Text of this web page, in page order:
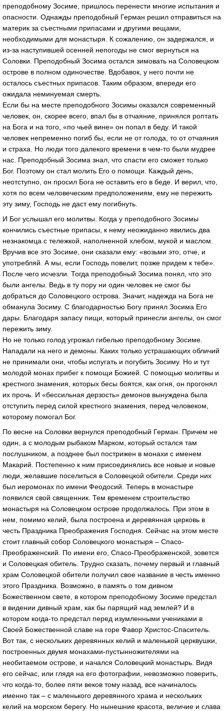
преподобному Зосиме, пришлось перенести многие испытания и
опасности. Однажды преподобный Герман решил отправиться на
материк за съестными припасами и другими вещами,
необходимыми для монастыря. К сожалению, он задержался, и
из-за наступившей осенней непогоды не смог вернуться на
Соловки. Преподобный Зосима остался зимовать на Соловецком
острове в полном одиночестве. Вдобавок, у него почти не
осталось съестных припасов. Таким образом, впереди его
ожидала неминуемая смерть.
Если бы на месте преподобного Зосимы оказался современный
человек, он, скорее всего, впал бы в отчаяние, принялся роптать
на Бога и на того, «по чьей вине» он попал в беду. И такой
человек непременно погиб бы, если не от голода, то от отчаяния
и страха. Но люди того далекого времени в чем-то были мудрее
нас. Преподобный Зосима знал, что спасти его сможет только
Бог. Поэтому он стал молить Его о помощи. Каждый день,
неотступно, он просил Бога не оставить его в беде. И верил, что,
хотя по всем человеческим предположениям, ему не пережить
эту зиму, Господь не даст ему погибнуть.
И Бог услышал его молитвы. Когда у преподобного Зосимы
кончились съестные припасы, к нему неожиданно явились два
незнакомца с тележкой, наполненной хлебом, мукой и маслом.
Вручив все это Зосиме, они сказали ему: «возьми это, отче, и
употребляй. А мы, если Господь повелит, позже придем к тебе».
После чего исчезли. Тогда преподобный Зосима понял, что это
были ангелы. Ведь в ту пору ни один человек не смог бы
добраться до Соловецкого острова. Значит, надежда на Бога не
обманула Зосиму. С благодарностью Богу принял Зосима Его
дары. Благодаря запасу пищи, который принесли ангелы, он смог
пережить зиму.
Но не только голод угрожал гибелью преподобному Зосиме.
Нападали на него и демоны. Каких только устрашающих обличий
не принимали они, чтобы испугать и погубить Зосиму. Но и тут
молодой монах прибег к помощи Божией. С помощью молитвы и
крестного знамения, которых бесы боятся, как огня, он прогонял
их прочь. И «бессильная дерзость» демонов вынуждена была
отступить перед силой крестного знамения, перед человеком,
которому помогал Бог.
По весне на Соловки вернулся преподобный Герман. Причем не
один, а с молодым рыбаком Марком, который остался там
послушником, а позднее был пострижен в монахи с именем
Макарий. Постепенно к ним присоединялись все новые и новые
люди, желавшие поселиться в Соловецкой обители. Среди них
был иеромонах по имени Феодосий. Теперь в монастыре
появился свой священник. Тем временем строительство
монастыря на Соловецком острове продолжалось. При этом в
нем, помимо келий, была построена и деревянная церковь в
честь Праздника Преображения Господня. Сейчас на этом месте
стоит главный собор Соловецкого монастыря – Спасо-
Преображенский. По имени его, Спасо-Преображенской, зовется
и Соловецкая обитель. Трудно сказать, почему первый и главный
храм Соловецкой обители получил свое название в честь именно
этого Праздника. Возможно, в память о том дивном
Божественном свете, в котором преподобному Зосиме предстал
в видении дивный храм, как бы парящий над землей? И в
котором когда-то предстал перед изумленными учениками в
Своей Божественной славе на горе Фавор Христос-Спаситель.
Вот так, с нескольких деревянных келий и маленькой церквушки,
построенных двумя монахами-пустынножителями на
необитаемом острове, и начался Соловецкий монастырь. Видя
его сейчас, или глядя на его фотографии, невозможно поверить,
что когда-то, более пяти веков тому назад, все начиналось
именно так – с маленького деревянного храма и нескольких
келий на морском берегу. Но нынешние красота, величие и слава